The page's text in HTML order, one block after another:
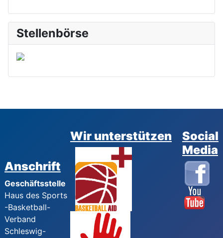
Stellenbörse
Anschrift
Geschäftsstelle
Haus des Sports
-Basketball-
Verband
Schleswig-
Wir unterstützen
Social
Media